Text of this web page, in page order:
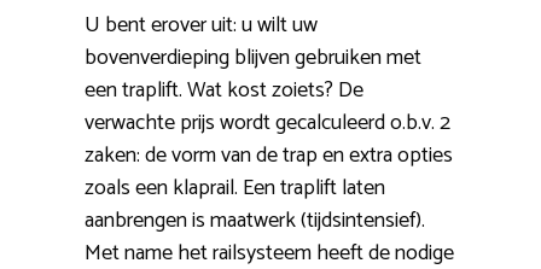
U bent erover uit: u wilt uw
bovenverdieping blijven gebruiken met
een traplift. Wat kost zoiets? De
verwachte prijs wordt gecalculeerd o.b.v. 2
zaken: de vorm van de trap en extra opties
zoals een klaprail. Een traplift laten
aanbrengen is maatwerk (tijdsintensief).
Met name het railsysteem heeft de nodige